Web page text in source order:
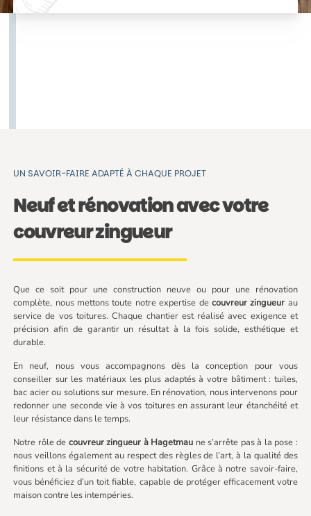
UN SAVOIR-FAIRE ADAPTÉ À CHAQUE PROJET
Neuf et rénovation avec votre
couvreur zingueur
Que ce soit pour une construction neuve ou pour une rénovation
complète, nous mettons toute notre expertise decouvreur zingueur au
service de vos toitures. Chaque chantier est réalisé avec exigence et
précision afin de garantir un résultat à la fois solide, esthétique et
durable.
En neuf, nous vous accompagnons dès la conception pour vous
conseiller sur les matériaux les plus adaptés à votre bâtiment : tuiles,
bac acier ou solutions sur mesure. En rénovation, nous intervenons pour
redonner une seconde vie à vos toitures en assurant leur étanchéité et
leur résistance dans le temps.
Notre rôle de couvreur zingueur à Hagetmau ne s’arrête pas à la pose :
nous veillons également au respect des règles de l’art, à la qualité des
finitions et à la sécurité de votre habitation. Grâce à notre savoir-faire,
vous bénéficiez d’un toit fiable, capable de protéger efficacement votre
maison contre les intempéries.